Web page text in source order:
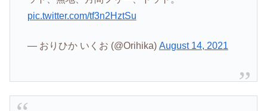
pic.twitter.com/tf3n2HztSu
— おりひか いくお (@Orihika) August 14, 2021